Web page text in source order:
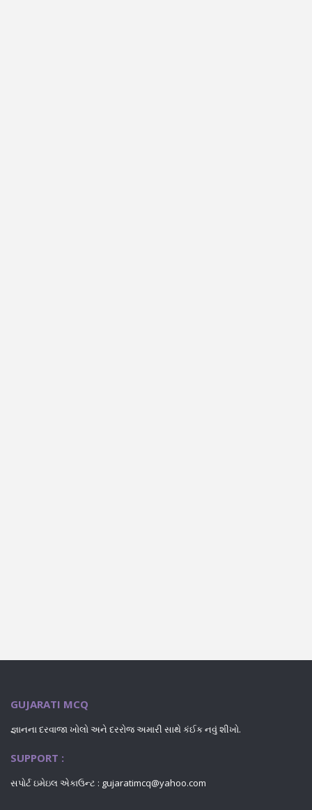
GUJARATI MCQ
જ્ઞાનના દરવાજા ખોલો અને દરરોજ અમારી સાથે કંઈક નવું શીખો.
SUPPORT :
સપોર્ટ ઇમેઇલ એકાઉન્ટ : gujaratimcq@yahoo.com